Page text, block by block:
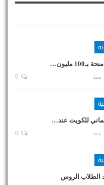
مليون…
منذ
للكويت عند…
منذ
الطلاب الروس